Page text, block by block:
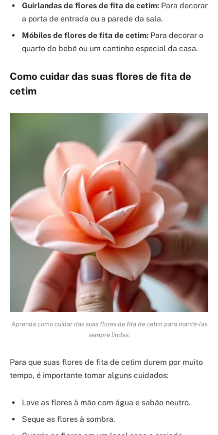
Guirlandas de flores de fita de cetim: Para decorar
a porta de entrada ou a parede da sala.
Móbiles de flores de fita de cetim: Para decorar o
quarto do bebê ou um cantinho especial da casa.
Como cuidar das suas flores de fita de
cetim
Aprenda como cuidar das suas flores de fita de cetim para mantê-las
sempre lindas.
Para que suas flores de fita de cetim durem por muito
tempo, é importante tomar alguns cuidados:
Lave as flores à mão com água e sabão neutro.
Seque as flores à sombra.